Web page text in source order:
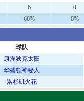
6
0
60% 0%
球队
康涅狄克太阳
华盛顿神秘人
洛杉矶火花